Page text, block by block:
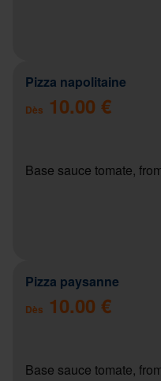
Pizza napolitaine
Dès 10.00 €
Base sauce tomate,
Pizza paysanne
Dès 10.00 €
Base sauce tomate,